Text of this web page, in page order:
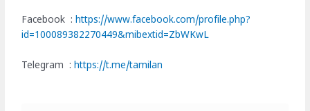
Facebook :https://www.facebook.com/profile.php?
id=100089382270449&mibextid=ZbWKwL
Telegram :https://t.me/tamilan